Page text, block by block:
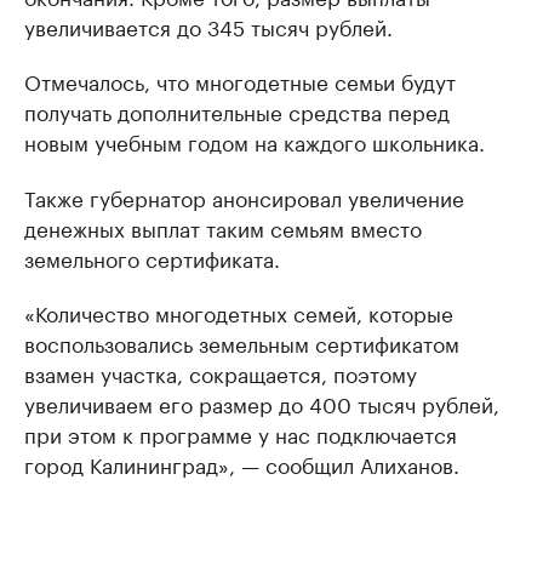
увеличивается до 345 тысяч рублей.
Отмечалось, что многодетные семьи будут
получать дополнительные средства перед
новым учебным годом на каждого школьника.
Также губернатор анонсировал увеличение
денежных выплат таким семьям вместо
земельного сертификата.
«Количество многодетных семей, которые
воспользовались земельным сертификатом
взамен участка, сокращается, поэтому
увеличиваем его размер до 400 тысяч рублей,
при этом к программе у нас подключается
город Калининград», — сообщил Алиханов.